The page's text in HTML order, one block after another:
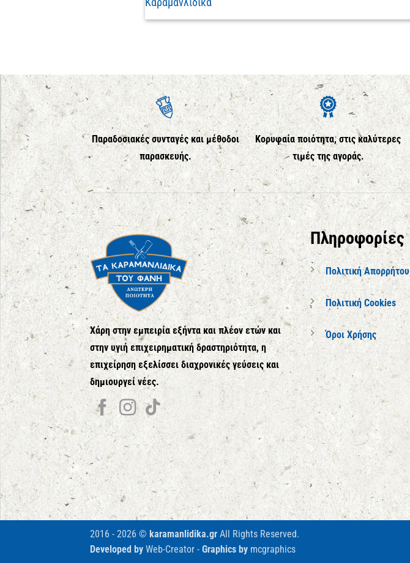
Καραμανλίδικα
Παραδοσιακές συνταγές και μέθοδοι
παρασκευής.
Κορυφαία ποιότητα, στις καλύτερες
τιμές της αγοράς.
Χάρη στην εμπειρία εξήντα και πλέον ετών και
στην υγιή επιχειρηματική δραστηριότητα, η
επιχείρηση εξελίσσει διαχρονικές γεύσεις και
δημιουργεί νέες.
Πληροφορίες
Πολιτική Απορρήτου
Πολιτική Cookies
Όροι Χρήσης
2016 - 2026 © karamanlidika.gr All Rights Reserved.
Developed by Web-Creator - Graphics by mcgraphics